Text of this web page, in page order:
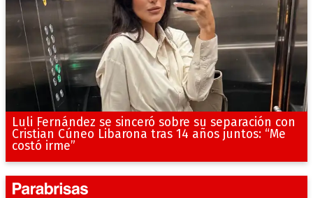
Luli Fernández se sinceró sobre su separación con
Cristian Cúneo Libarona tras 14 años juntos: “Me
costó irme”